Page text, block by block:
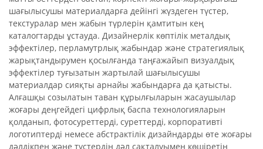
шағылысушы материалдарға дейінгі жүздеген түстер,
текстуралар мен жабын түрлерін қамтитын кең
каталогтарды ұстауда. Дизайнерлік көптілік металдық
эффектілер, перламутрлық жабындар және стратегиялық
жарықтандырумен қосылғанда таңғажайып визуалдық
эффектілер туғызатын жартылай шағылысушы
материалдар сияқты арнайы жабындарға да қатысты.
Алғашқы созылатын таван құрылғыларын жасаушылар
жоғары деңгейдегі цифрлық баспа технологияларын
қолданып, фотосуреттерді, суреттерді, корпоративті
логотиптерді немесе абстрактілік дизайндарды өте жоғары
дәлдікпен және түстердің дәл сақталуымен көшіретін